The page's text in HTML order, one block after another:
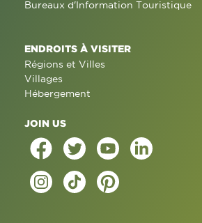
Bureaux d'Information Touristique
ENDROITS À VISITER
Régions et Villes
Villages
Hébergement
JOIN US